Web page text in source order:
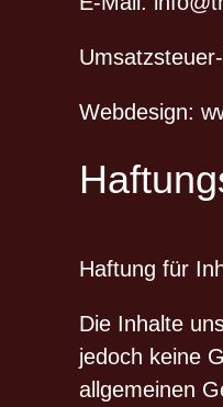
Webdesign:
Haftung für
Die Inhalte
jedoch keine
allgemeinen